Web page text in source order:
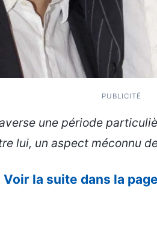
PUBLICITÉ
une période
lui, un aspect méconnu
Voir la suite dans la